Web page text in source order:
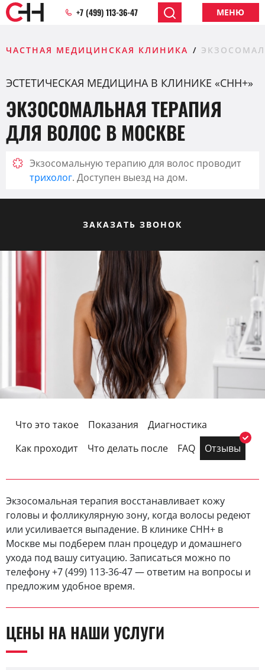
+7 (499) 113-36-47 МЕНЮ
ЧАСТНАЯ МЕДИЦИНСКАЯ КЛИНИКА
ЭСТЕТИЧЕСКАЯ МЕДИЦИНА В КЛИНИКЕ «CHH+»
ЭКЗОСОМАЛЬНАЯ ТЕРАПИЯ
ДЛЯ ВОЛОС В МОСКВЕ
Экзосомальную терапию для волос проводит
трихолог. Доступен выезд на дом.
ЗАКАЗАТЬ ЗВОНОК
Что это такое Показания
Диагностика
Как проходит
Что делать после FAQ Отзывы
Экзосомальная терапия восстанавливает кожу
головы и фолликулярную зону, когда волосы редеют
или усиливается выпадение. В клинике CHH+ в
Москве мы подберем план процедур и домашнего
ухода под вашу ситуацию. Записаться можно по
телефону +7 (499) 113-36-47 — ответим на вопросы и
предложим удобное время.
ЦЕНЫ НА НАШИ УСЛУГИ